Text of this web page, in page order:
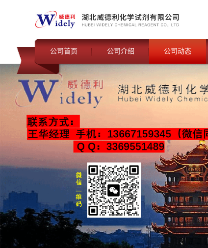
公司首页 公司介绍 公司动态
联系我们
联系人：王华
电 话：17771477559
公司动态
湖